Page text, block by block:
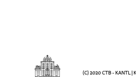
(C) 2020 CTB - KANTL